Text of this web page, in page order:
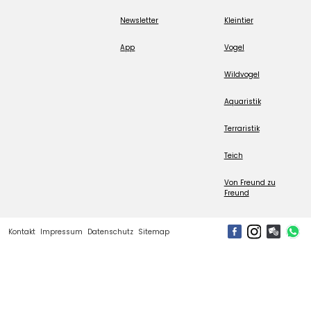
Newsletter
App
Kleintier
Vogel
Wildvogel
Aquaristik
Terraristik
Teich
Von Freund zu
Freund
Kontakt Impressum Datenschutz Sitemap